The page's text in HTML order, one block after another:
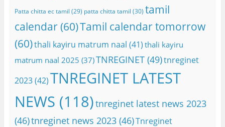
Patta chitta ec tamil (29) patta chitta tamil (30) tamil
calendar(60)Tamil calendar tomorrow
(60)thali kayiru matrum naal (41) thali kayiru
matrum naal 2025 (37)TNREGINET(49)tnreginet
2023(42)TNREGINET LATEST
NEWS (118)tnreginet latest news 2023
(46)tnreginet news 2023(46)Tnreginet